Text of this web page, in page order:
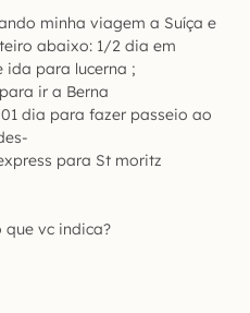
minha viagem a Suíça e
abaixo: 1/2 dia em
ida para lucerna ;
ir a Berna
dia para fazer passeio ao
para St moritz
vc indica?